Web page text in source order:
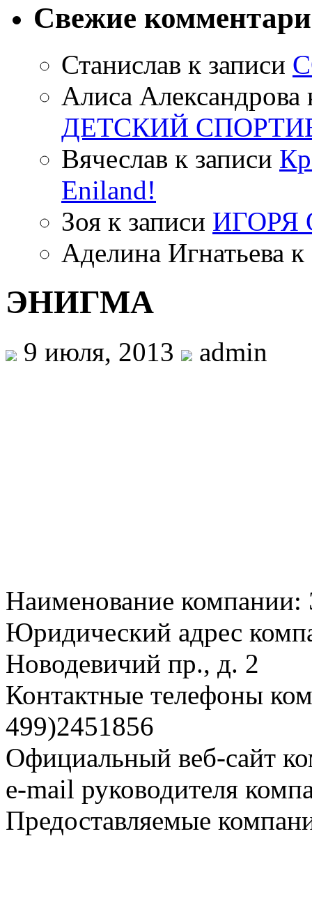
Свежие
Станислав к записи
Алиса Александрова
ДЕТСКИЙ
Вячеслав к записи
Eniland!
Зоя к записи ИГОРЯ
Аделина Игнатьева к
ЭНИГМА
9 июля, 2013 admin
Наименование
Юридический адрес
Новодевичий пр., д. 2
Контактные телефоны
499)2451856
Официальный веб-сайт
e-mail руководителя
Предоставляемые